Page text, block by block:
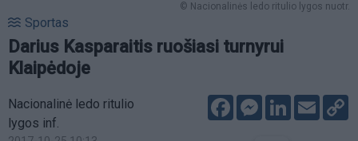
© Nacionalinės ledo ritulio lygos nuotr.
Sportas
Darius Kasparaitis ruošiasi turnyrui
Klaipėdoje
Nacionalinė ledo ritulio
lygos inf.
FacebookMessenger
LinkedIn
Email